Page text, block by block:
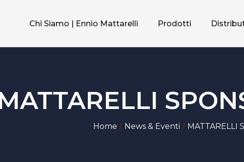
Chi Siamo | Ennio Mattarelli Prodotti
Home News & Eventi MATTARELLI